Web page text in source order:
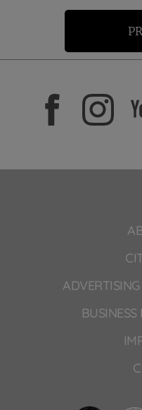
BUSINESS